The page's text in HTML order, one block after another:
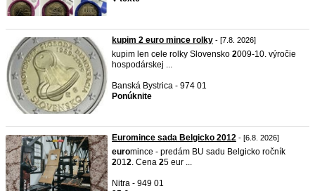
kupim 2 euro mince rolky - [7.8. 2026]
kupim len cele rolky Slovensko 2009-10. výročie
hospodárskej ...
Banská Bystrica - 974 01
Ponúknite
Euromince sada Belgicko 2012 - [6.8. 2026]
euromince - predám BU sadu Belgicko ročník
2012. Cena 25 eur ...
Nitra - 949 01